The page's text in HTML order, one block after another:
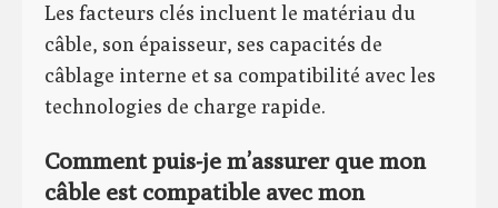
Les facteurs clés incluent le matériau du
câble, son épaisseur, ses capacités de
câblage interne et sa compatibilité avec les
technologies de charge rapide.
Comment puis-je m’assurer que mon
câble est compatible avec mon